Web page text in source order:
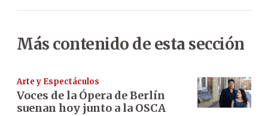
Más contenido de esta sección
Arte y Espectáculos
Voces de la Ópera de Berlín
suenan hoy junto a la OSCA